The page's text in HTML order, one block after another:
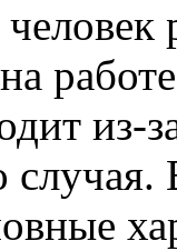
из-